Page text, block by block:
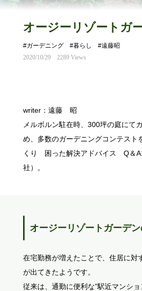
オージーリゾートガ
#ガーデニング #暮らし
#遠藤昭
2020/10/29
2289 Views
writer：遠藤 昭
メルボルン駐在時、300坪の庭にて
め、多数のガーデニングコンテスト
くり 困った解決アドバイス Q＆
社）。
オージーリゾートガーデ
在宅勤務が増えたことで、住居に対
が出てきたようです。
従来は、通勤に便利な”駅近マンシ